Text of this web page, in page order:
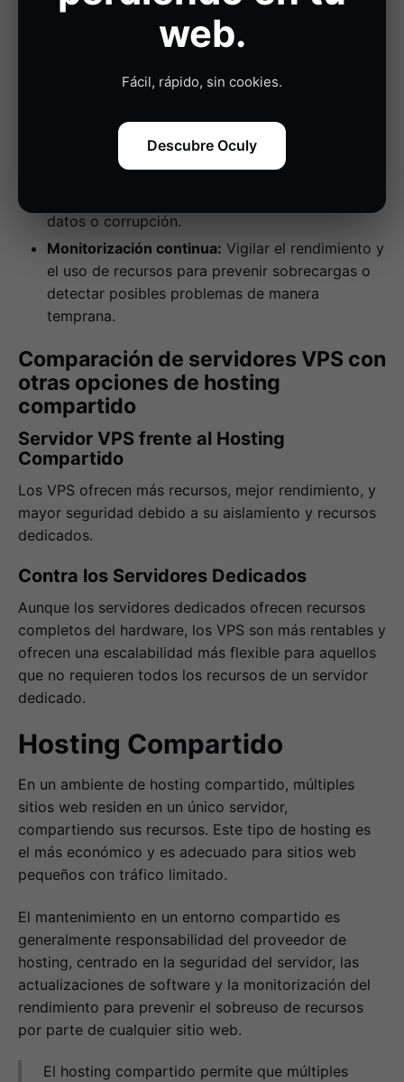
sistema operativo y las aplicaciones actualizadas
es crucial para la seguridad y el rendimiento.
como firewalls, detección de intrusiones, y
amenazas externas.
Copias de seguridad:Realizar copias de
datos o corrupción.
Monitorización continua: Vigilar el rendimiento y
el uso de recursos para prevenir sobrecargas o
detectar posibles problemas de manera
temprana.
Comparación de servidores VPS con
otras opciones de hosting
compartido
Servidor VPS frente al Hosting
Compartido
Los VPS ofrecen más recursos, mejor rendimiento, y
mayor seguridad debido a su aislamiento y recursos
dedicados.
Contra los Servidores Dedicados
Aunque los servidores dedicados ofrecen recursos
completos del hardware, los VPS son más rentables y
ofrecen una escalabilidad más flexible para aquellos
que no requieren todos los recursos de un servidor
dedicado.
Hosting Compartido
En un ambiente de hosting compartido, múltiples
sitios web residen en un único servidor,
compartiendo sus recursos. Este tipo de hosting es
el más económico y es adecuado para sitios web
pequeños con tráfico limitado.
El mantenimiento en un entorno compartido es
generalmente responsabilidad del proveedor de
hosting, centrado en la seguridad del servidor, las
actualizaciones de software y la monitorización del
rendimiento para prevenir el sobreuso de recursos
por parte de cualquier sitio web.
El hosting compartido permite que múltiples
web.
Fácil, rápido, sin cookies.
Descubre Oculy